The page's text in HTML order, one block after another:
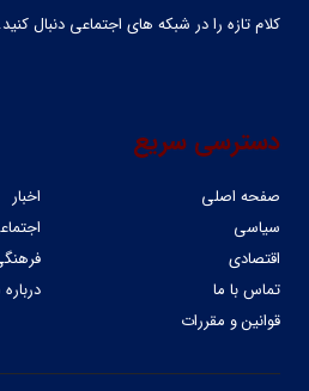
کلام تازه را در شبکه ‌های اجتماعی دنبال کنید.
دسترسی سریع
صفحه اصلی
اخبار
سیاسی
اقتصادی
تماس با ما
درباره
قوانین و مقررات